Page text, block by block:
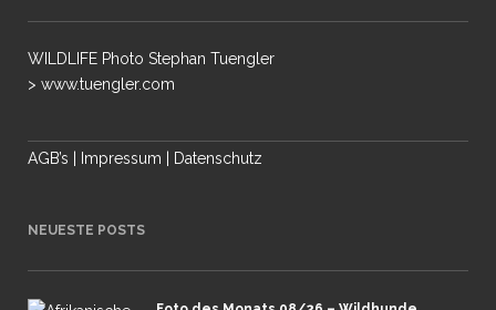
WILDLIFE Photo Stephan Tuengler
> www.tuengler.com
AGB’s Impressum Datenschutz
NEUESTE POSTS